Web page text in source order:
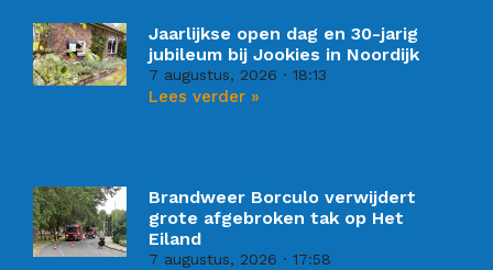
Jaarlijkse open dag en 30-jarig
jubileum bij Jookies in Noordijk
7 augustus, 2026 18:13
Lees verder »
Brandweer Borculo verwijdert
grote afgebroken tak op Het
Eiland
7 augustus, 2026 17:58